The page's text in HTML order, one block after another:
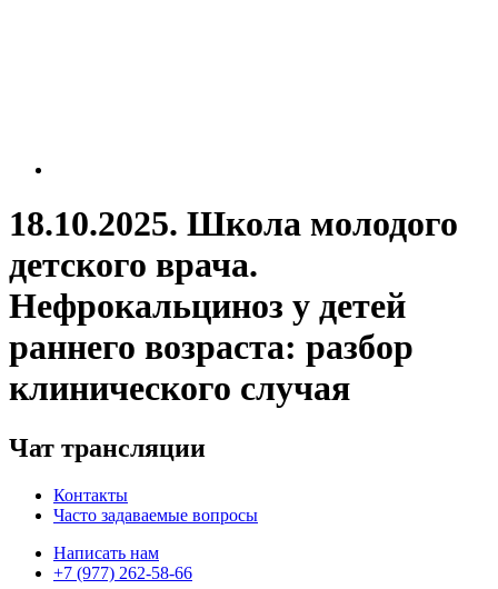
18.10.2025. Школа молодого
детского врача.
Нефрокальциноз у детей
раннего возраста: разбор
клинического случая
Чат трансляции
Контакты
Часто задаваемые вопросы
Написать нам
+7 (977) 262-58-66